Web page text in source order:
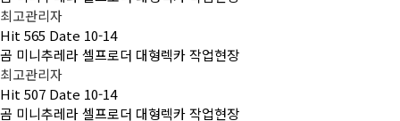
최고관리자
Hit 565 Date 10-14
곰 미니추레라 셀프로더 대형렉카 작업현장
최고관리자
Hit 507 Date 10-14
곰 미니추레라 셀프로더 대형렉카 작업현장